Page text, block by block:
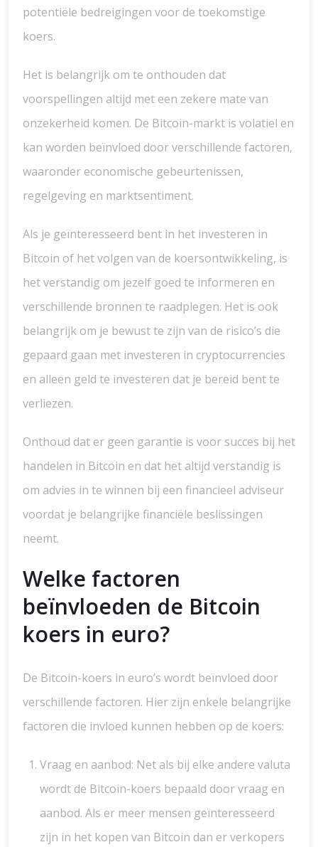
potentiële bedreigingen voor de toekomstige
koers.
Het is belangrijk om te onthouden dat
voorspellingen altijd met een zekere mate van
onzekerheid komen. De Bitcoin-markt is volatiel en
kan worden beïnvloed door verschillende factoren,
waaronder economische gebeurtenissen,
regelgeving en marktsentiment.
Als je geïnteresseerd bent in het investeren in
Bitcoin of het volgen van de koersontwikkeling, is
het verstandig om jezelf goed te informeren en
verschillende bronnen te raadplegen. Het is ook
belangrijk om je bewust te zijn van de risico’s die
gepaard gaan met investeren in cryptocurrencies
en alleen geld te investeren dat je bereid bent te
verliezen.
Onthoud dat er geen garantie is voor succes bij het
handelen in Bitcoin en dat het altijd verstandig is
om advies in te winnen bij een financieel adviseur
voordat je belangrijke financiële beslissingen
neemt.
Welke factoren
beïnvloeden de Bitcoin
koers in euro?
De Bitcoin-koers in euro’s wordt beïnvloed door
verschillende factoren. Hier zijn enkele belangrijke
factoren die invloed kunnen hebben op de koers:
Vraag en aanbod: Net als bij elke andere valuta
wordt de Bitcoin-koers bepaald door vraag en
aanbod. Als er meer mensen geïnteresseerd
zijn in het kopen van Bitcoin dan er verkopers